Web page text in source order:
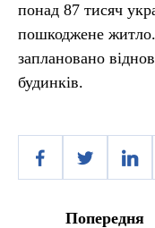
понад 87 тисяч
пошкоджене
заплановано
будинків.
Попередня